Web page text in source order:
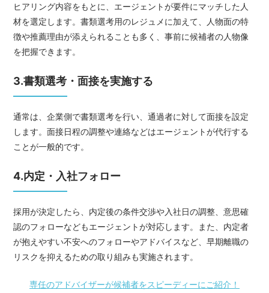
ヒアリング内容をもとに、エージェントが要件にマッチした人
材を選定します。書類選考用のレジュメに加えて、人物面の特
徴や推薦理由が添えられることも多く、事前に候補者の人物像
を把握できます。
3.書類選考・面接を実施する
通常は、企業側で書類選考を行い、通過者に対して面接を設定
します。面接日程の調整や連絡などはエージェントが代行する
ことが一般的です。
4.内定・入社フォロー
採用が決定したら、内定後の条件交渉や入社日の調整、意思確
認のフォローなどもエージェントが対応します。また、内定者
が抱えやすい不安へのフォローやアドバイスなど、早期離職の
リスクを抑えるための取り組みも実施されます。
専任のアドバイザーが候補者をスピーディーにご紹介！